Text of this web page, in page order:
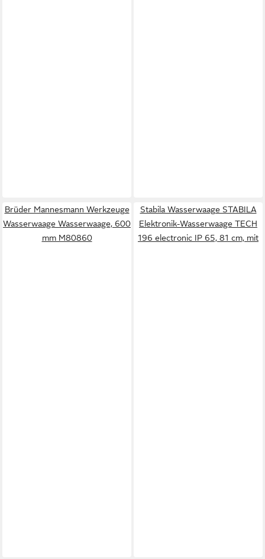
Brüder Mannesmann Werkzeuge
Wasserwaage Wasserwaage, 600
mm M80860
Stabila Wasserwaage STABILA
Elektronik-Wasserwaage TECH
196 electronic IP 65, 81 cm, mit